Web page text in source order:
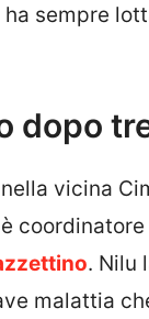
sempre
dopo
vicina
. Nilu
malattia